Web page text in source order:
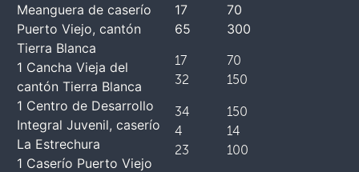
Meanguera de caserío
Puerto Viejo, cantón
Tierra Blanca
1 Cancha Vieja del
cantón Tierra Blanca
1 Centro de Desarrollo
Integral Juvenil, caserío
La Estrechura
1 Caserío Puerto Viejo
17
65
17
32
34
4
23
70
300
70
150
150
14
100